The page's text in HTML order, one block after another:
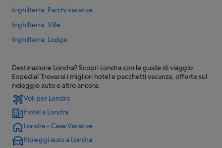
Inghilterra: Parchi vacanze
Inghilterra: Ville
Inghilterra: Lodge
Inghilterra: Castelli
Inghilterra: Pensioni
Londra: Case private in affitto
Londra: Campeggi
Londra: B&B
Londra: Affittacamere
Destinazione Londra? Scopri Londra con le guide di viaggio
Expedia! Troverai i migliori hotel e pacchetti vacanza, offerte sul
noleggio auto e altro ancora.
Voli per Londra
Hotel a Londra
Londra - Case Vacanze
Noleggi auto a Londra